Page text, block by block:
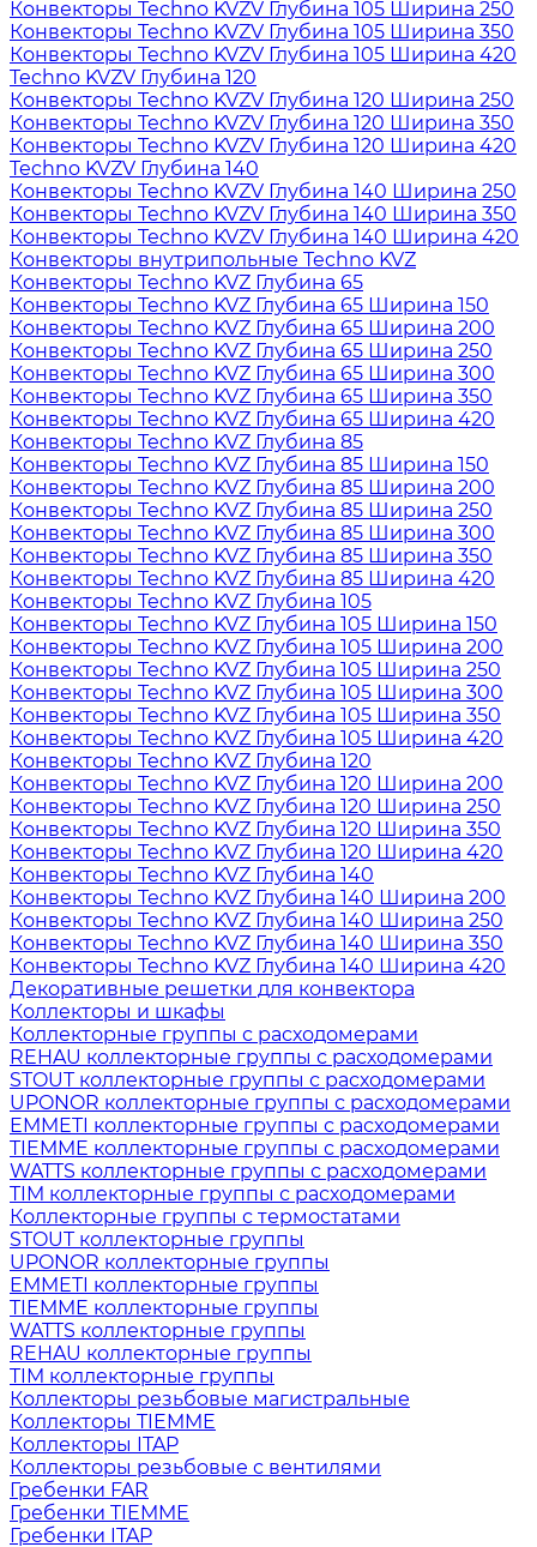
Конвекторы Techno KVZV Глубина 105 Ширина 250
Конвекторы Techno KVZV Глубина 105 Ширина 350
Конвекторы Techno KVZV Глубина 105 Ширина 420
Techno KVZV Глубина 120
Конвекторы Techno KVZV Глубина 120 Ширина 250
Конвекторы Techno KVZV Глубина 120 Ширина 350
Конвекторы Techno KVZV Глубина 120 Ширина 420
Techno KVZV Глубина 140
Конвекторы Techno KVZV Глубина 140 Ширина 250
Конвекторы Techno KVZV Глубина 140 Ширина 350
Конвекторы Techno KVZV Глубина 140 Ширина 420
Конвекторы внутрипольные Techno KVZ
Конвекторы Techno KVZ Глубина 65
Конвекторы Techno KVZ Глубина 65 Ширина 150
Конвекторы Techno KVZ Глубина 65 Ширина 200
Конвекторы Techno KVZ Глубина 65 Ширина 250
Конвекторы Techno KVZ Глубина 65 Ширина 300
Конвекторы Techno KVZ Глубина 65 Ширина 350
Конвекторы Techno KVZ Глубина 65 Ширина 420
Конвекторы Techno KVZ Глубина 85
Конвекторы Techno KVZ Глубина 85 Ширина 150
Конвекторы Techno KVZ Глубина 85 Ширина 200
Конвекторы Techno KVZ Глубина 85 Ширина 250
Конвекторы Techno KVZ Глубина 85 Ширина 300
Конвекторы Techno KVZ Глубина 85 Ширина 350
Конвекторы Techno KVZ Глубина 85 Ширина 420
Конвекторы Techno KVZ Глубина 105
Конвекторы Techno KVZ Глубина 105 Ширина 150
Конвекторы Techno KVZ Глубина 105 Ширина 200
Конвекторы Techno KVZ Глубина 105 Ширина 250
Конвекторы Techno KVZ Глубина 105 Ширина 300
Конвекторы Techno KVZ Глубина 105 Ширина 350
Конвекторы Techno KVZ Глубина 105 Ширина 420
Конвекторы Techno KVZ Глубина 120
Конвекторы Techno KVZ Глубина 120 Ширина 200
Конвекторы Techno KVZ Глубина 120 Ширина 250
Конвекторы Techno KVZ Глубина 120 Ширина 350
Конвекторы Techno KVZ Глубина 120 Ширина 420
Конвекторы Techno KVZ Глубина 140
Конвекторы Techno KVZ Глубина 140 Ширина 200
Конвекторы Techno KVZ Глубина 140 Ширина 250
Конвекторы Techno KVZ Глубина 140 Ширина 350
Конвекторы Techno KVZ Глубина 140 Ширина 420
Декоративные решетки для конвектора
Коллекторы и шкафы
Коллекторные группы с расходомерами
REHAU коллекторные группы с расходомерами
STOUT коллекторные группы с расходомерами
UPONOR коллекторные группы с расходомерами
EMMETI коллекторные группы с расходомерами
TIEMME коллекторные группы с расходомерами
WATTS коллекторные группы с расходомерами
TIM коллекторные группы с расходомерами
Коллекторные группы с термостатами
STOUT коллекторные группы
UPONOR коллекторные группы
EMMETI коллекторные группы
TIEMME коллекторные группы
WATTS коллекторные группы
REHAU коллекторные группы
TIM коллекторные группы
Коллекторы резьбовые магистральные
Коллекторы TIEMME
Коллекторы ITAP
Коллекторы резьбовые с вентилями
Гребенки FAR
Гребенки TIEMME
Гребенки ITAP